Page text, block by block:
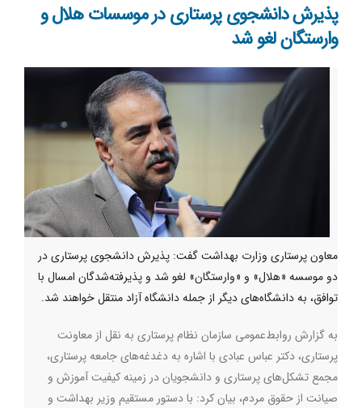
پذیرش دانشجوی پرستاری در موسسات هلال و
وارستگان لغو شد
معاون پرستاری وزارت بهداشت گفت: پذیرش دانشجوی پرستاری در
دو موسسه «هلال» و «وارستگان» لغو شد و پذیرفته‌شدگان امسال با
توافق، به دانشگاه‌های دیگر از جمله دانشگاه آزاد منتقل خواهند شد.
به گزارش روابط‌عمومی سازمان نظام پرستاری به نقل از معاونت
پرستاری، دکتر عباس عبادی با اشاره به دغدغه‌های جامعه پرستاری،
مجمع تشکل‌های پرستاری و دانشجویان در زمینه کیفیت آموزش و
صیانت از حقوق مردم، بیان کرد: با دستور مستقیم وزیر بهداشت و